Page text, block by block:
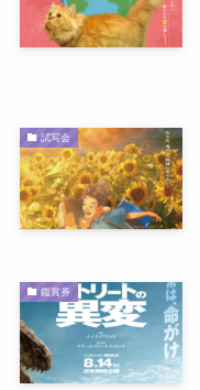
試写会
鑑賞券